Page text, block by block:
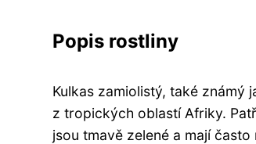
Popis rostliny
Kulkas zamiolistý, také známý
z tropických oblastí Afriky.
jsou tmavě zelené a mají